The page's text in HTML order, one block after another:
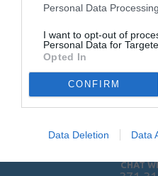
Personal Data
I want to opt-out of
Personal Data for
Opted In
CONFIRM
Data Deletion Data
080
DAL LUNEDÌ AL
CHAT